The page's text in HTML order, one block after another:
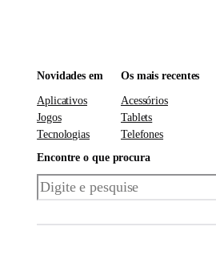
Novidades em
Aplicativos
Jogos
Tecnologias
Os mais recentes
Acessórios
Tablets
Telefones
Encontre o que procura
Pesquisar